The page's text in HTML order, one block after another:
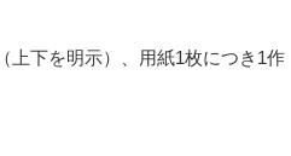
下を明示）、用紙1枚につき1作